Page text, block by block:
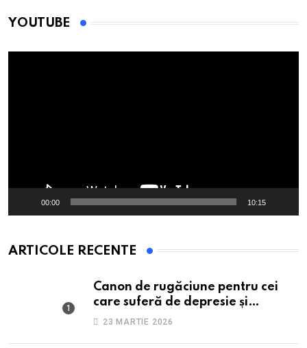
YOUTUBE
00:00 10:15
ARTICOLE RECENTE
Canon de rugăciune pentru cei
care suferă de depresie și
anxietate
23 MARTIE 2026